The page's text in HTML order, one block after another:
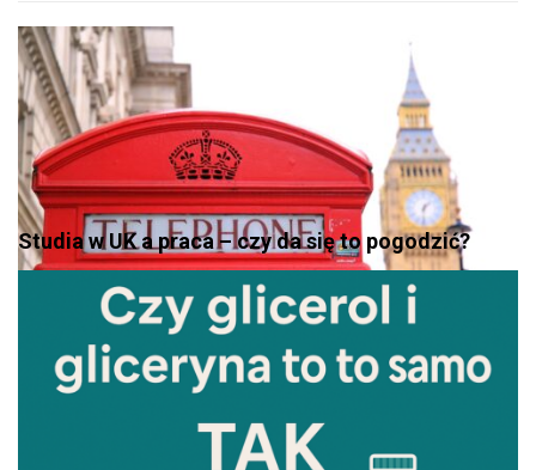
Studia w UK a praca – czy da się to pogodzić?